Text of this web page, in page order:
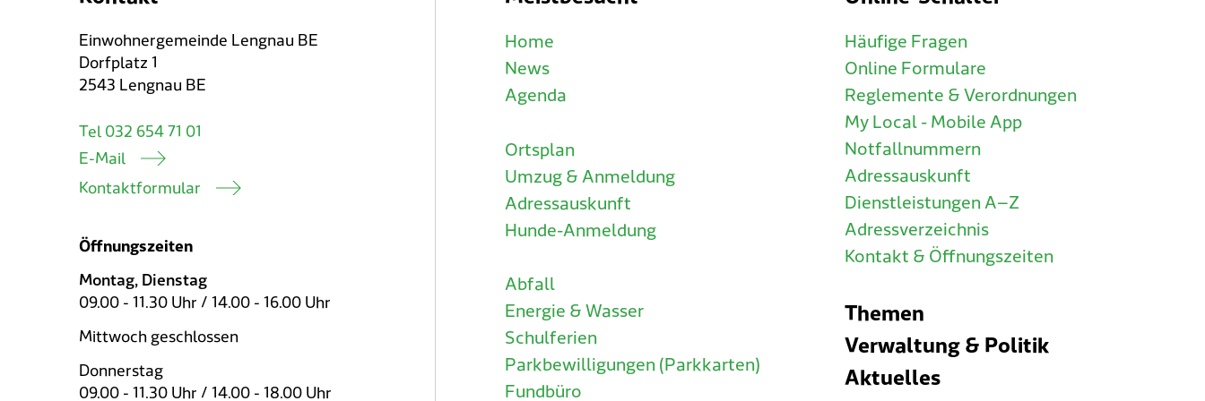
Einwohnergemeinde Lengnau BE
Dorfplatz 1
2543 Lengnau BE
Tel 032 654 71 01
E-Mail
Kontaktformular
Öffnungszeiten
Montag, Dienstag
09.00 - 11.30 Uhr / 14.00 - 16.00 Uhr
Mittwoch geschlossen
Donnerstag
09.00 - 11.30 Uhr / 14.00 - 18.00 Uhr
Home
News
Agenda
Ortsplan
Umzug & Anmeldung
Adressauskunft
Hunde-Anmeldung
Abfall
Energie & Wasser
Schulferien
Parkbewilligungen (Parkkarten)
Fundbüro
Häufige Fragen
Online Formulare
Reglemente & Verordnungen
My Local - Mobile App
Notfallnummern
Adressauskunft
Dienstleistungen A–Z
Adressverzeichnis
Kontakt & Öffnungszeiten
Themen
Verwaltung & Politik
Aktuelles